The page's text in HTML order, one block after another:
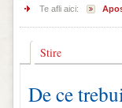
Te afli aici:
Stire
De ce